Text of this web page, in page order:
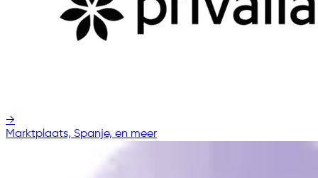
→
Marktplaats, Spanje, en meer